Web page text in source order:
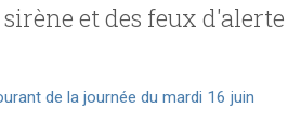
et des feux d'alerte
de la journée du mardi 16 juin